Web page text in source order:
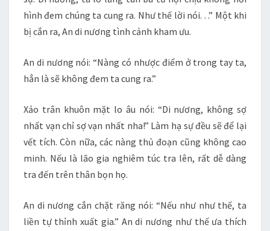
hình đem chúng ta cung ra. Như thế lời nói. . .” Một khi
bị cắn ra, An di nương tình cảnh kham ưu.
An di nương nói: “Nàng có nhược điểm ở trong tay ta,
hẳn là sẽ không đem ta cung ra.”
Xảo trân khuôn mặt lo âu nói: “Di nương, không sợ
nhất vạn chỉ sợ vạn nhất nha!” Làm hạ sự đều sẽ để lại
vết tích. Còn nữa, các nàng thủ đoạn cũng không cao
minh. Nếu là lão gia nghiêm túc tra lên, rất dễ dàng
tra đến trên thân bọn họ.
An di nương cắn chặt răng nói: “Nếu như như thế, ta
liền tự thỉnh xuất gia.” An di nương như thế ưa thích